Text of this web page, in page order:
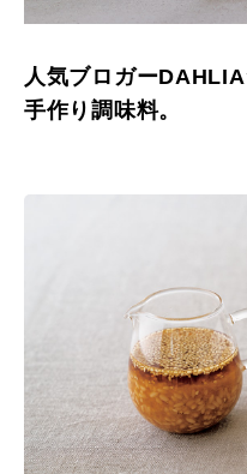
人気ブロガー
手作り調味料。